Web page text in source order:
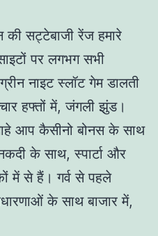
सट्टेबाजी रेंज हमारे
पर लगभग सभी
नाइट स्लॉट गेम डालती
हफ्तों में, जंगली झुंड।
आप कैसीनो बोनस के साथ
के साथ, स्पार्टा और
में से हैं। गर्व से पहले
के साथ बाजार में,